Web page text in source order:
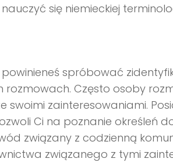
się niemieckiej
spróbować
rozmowach. Często osoby
swoimi zainteresowaniami.
Ci na poznanie określeń
związany z codzienną
związanego z tymi